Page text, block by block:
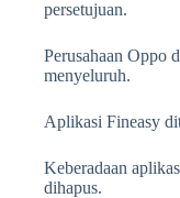
persetujuan.
Perusahaan Oppo
menyeluruh.
Aplikasi Fineasy
Keberadaan
dihapus.